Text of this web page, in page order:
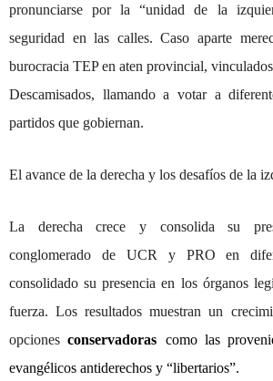
pronunciarse por la “unidad de la
seguridad en las calles. Caso aparte
burocracia TEP en aten provincial,
Descamisados, llamando a votar a
partidos que gobiernan.
El avance de la derecha y los desafíos de la
La derecha crece y consolida su
conglomerado de UCR y PRO en
consolidado su presencia en los órganos
fuerza. Los resultados muestran un
opcionesconservadoras como las
evangélicos antiderechos y “libertarios”.